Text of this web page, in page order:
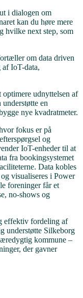
i dialogen om
kan du høre mere
hvilke next step, som
om data driven
af IoT-data,
udnyttelsen af
understøtte en
nye kvadratmeter.
fokus er på
og
IoT-enheder til at
fra bookingsystemet
Data kobles
visualiseres i Power
foreninger får et
no-shows og
effektiv fordeling af
understøtte Silkeborg
kommune –
der gavner